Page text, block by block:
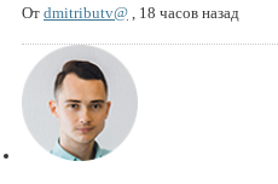
От dmitributv@ 18 часов назад